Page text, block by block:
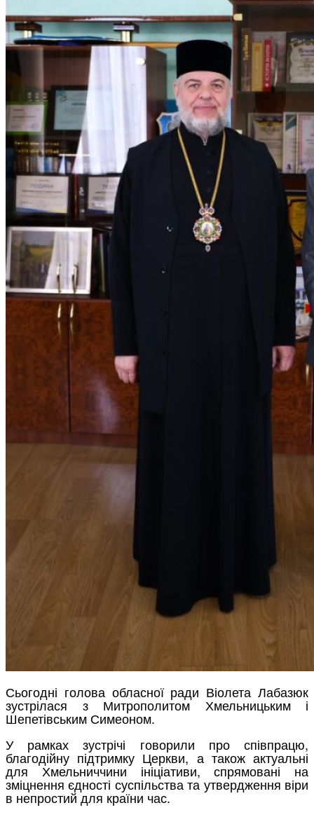
Сьогодні голова обласної ради Віолета Лабазюк
зустрілася з Митрополитом Хмельницьким і
Шепетівським Симеоном.
У рамках зустрічі говорили про співпрацю,
благодійну підтримку Церкви, а також актуальні
для Хмельниччини ініціативи, спрямовані на
зміцнення єдності суспільства та утвердження віри
в непростий для країни час.